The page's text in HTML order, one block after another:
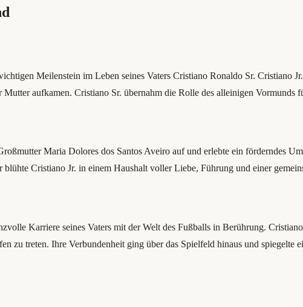
Meilenstein im Leben seines Vaters Cristiano Ronaldo Sr. Cristiano
aufkamen. Cristiano Sr. übernahm die Rolle des alleinigen
Maria Dolores dos Santos Aveiro auf und erlebte ein förderndes
Cristiano Jr. in einem Haushalt voller Liebe, Führung und einer
Karriere seines Vaters mit der Welt des Fußballs in Berührung.
zu treten. Ihre Verbundenheit ging über das Spielfeld hinaus und spiegelte